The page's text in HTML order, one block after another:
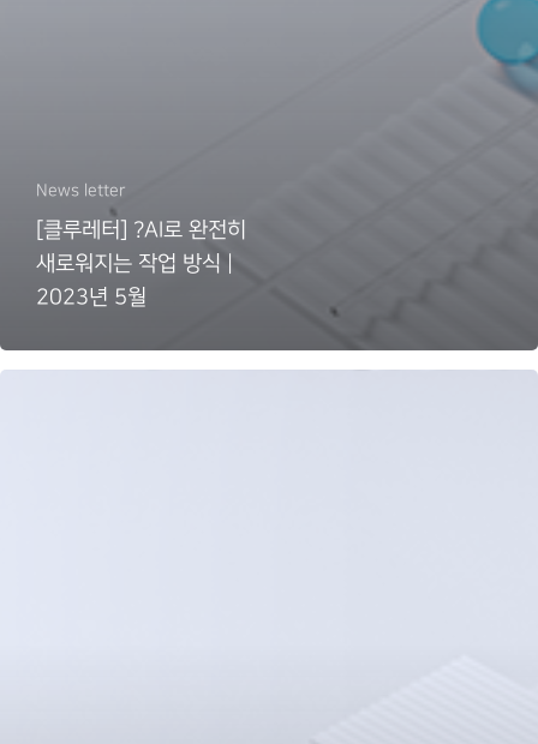
News letter
[클루레터] ?AI로 완전히
새로워지는 작업 방식 |
2023년 5월